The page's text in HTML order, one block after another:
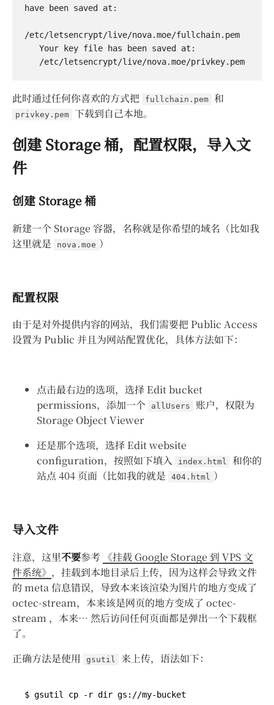
have been saved at:
/etc/letsencrypt/live/nova.moe/fullchain.pem
此时通过任何你喜欢的方式把 fullchain.pem 和
privkey.pem 下载到自己本地。
创建 Storage 桶，配置权限，导入文
件
创建 Storage 桶
新建一个 Storage 容器，名称就是你希望的域名（比如我
这里就是
nova.moe ）
配置权限
由于是对外提供内容的网站，我们需要把 Public Access
设置为 Public 并且为网站配置优化，具体方法如下：
点击最右边的选项，选择 Edit bucket
permissions，添加一个
allUsers
账户，权限为
Storage Object Viewer
还是那个选项，选择 Edit website
configuration，按照如下填入
index.html
和你的
站点 404 页面（比如我的就是
404.html ）
导入文件
注意，这里不要参考 《挂载 Google Storage 到 VPS 文
件系统》 ，挂载到本地目录后上传，因为这样会导致文件
的 meta 信息错误，导致本来该渲染为图片的地方变成了
octec-stream，本来该是网页的地方变成了 octec-
stream ，本来… 然后访问任何页面都是弹出一个下载框
了。
正确方法是使用
gsutil 来上传，语法如下：